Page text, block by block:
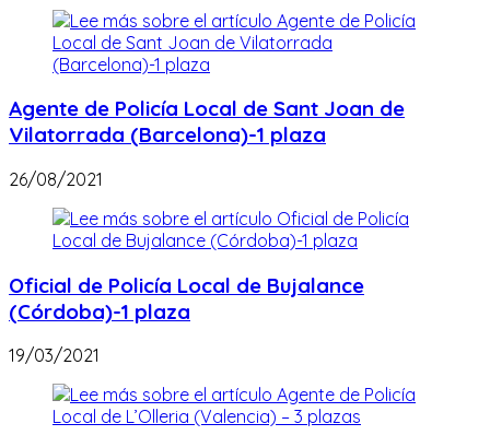
Agente de Policía Local de Sant Joan de
Vilatorrada (Barcelona)-1 plaza
26/08/2021
Oficial de Policía Local de Bujalance
(Córdoba)-1 plaza
19/03/2021